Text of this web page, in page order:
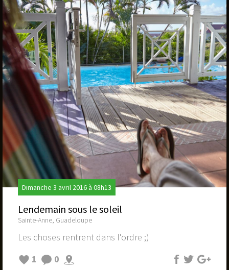
Dimanche 3 avril 2016 à 08h13
Lendemain sous le soleil
Sainte-Anne, Guadeloupe
Les choses rentrent dans l'ordre ;)
1
0